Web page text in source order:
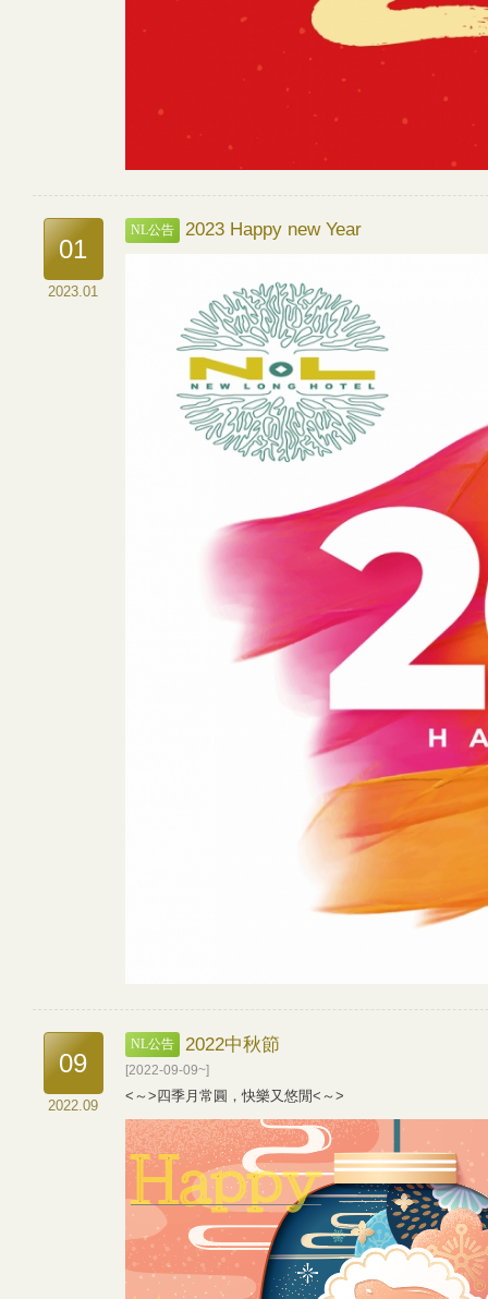
01
2023.01
NL公告 2023 Happy new Year
09
2022.09
NL公告 2022中秋節
[2022-09-09~]
<～>四季月常圓，快樂又悠閒<～>